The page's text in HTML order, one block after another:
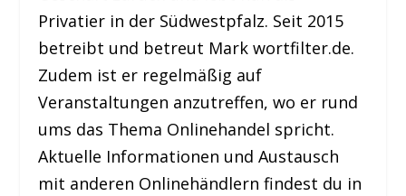
Privatier in der Südwestpfalz. Seit 2015
betreibt und betreut Mark wortfilter.de.
Zudem ist er regelmäßig auf
Veranstaltungen anzutreffen, wo er rund
ums das Thema Onlinehandel spricht.
Aktuelle Informationen und Austausch
mit anderen Onlinehändlern findest du in